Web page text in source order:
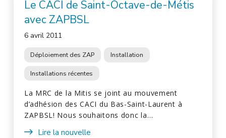
Le CACI de Saint-Octave-de-Métis
avec ZAPBSL
6 avril 2011
Déploiement des ZAP Installation
Installations récentes
La MRC de la Mitis se joint au mouvement
d’adhésion des CACI du Bas-Saint-Laurent à
ZAPBSL! Nous souhaitons donc la…
Lire la nouvelle